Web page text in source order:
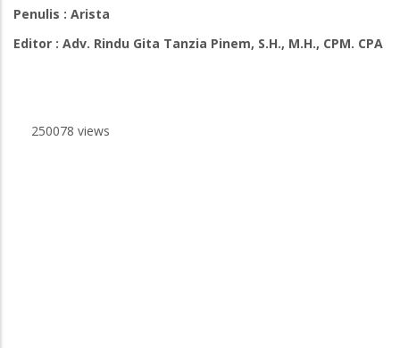
Penulis : Arista
Editor : Adv. Rindu Gita Tanzia Pinem, S.H., M.H., CPM. CPA
250078 views